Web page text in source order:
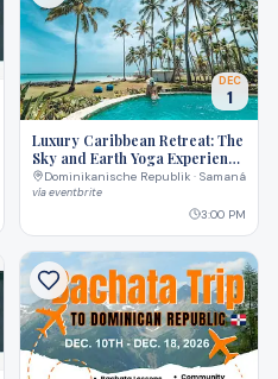
DEC
1
Luxury Caribbean Retreat: The
Sky and Earth Yoga Experience
Retreat
Dominikanische Republik · Samaná
víaeventbrite
3:00 PM